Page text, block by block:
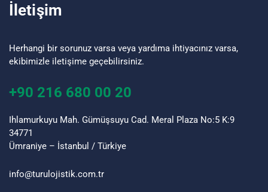
İletişim
Herhangi bir sorunuz varsa veya yardıma ihtiyacınız varsa,
ekibimizle iletişime geçebilirsiniz.
+90 216 680 00 20
Ihlamurkuyu Mah. Gümüşsuyu Cad. Meral Plaza No:5 K:9
34771
Ümraniye – İstanbul / Türkiye
info@turu lojistik.com.tr